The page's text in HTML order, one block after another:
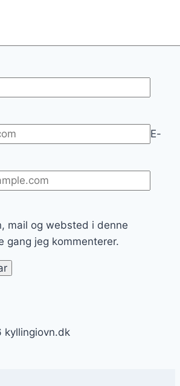
E-
mail og websted i denne
jeg kommenterer.